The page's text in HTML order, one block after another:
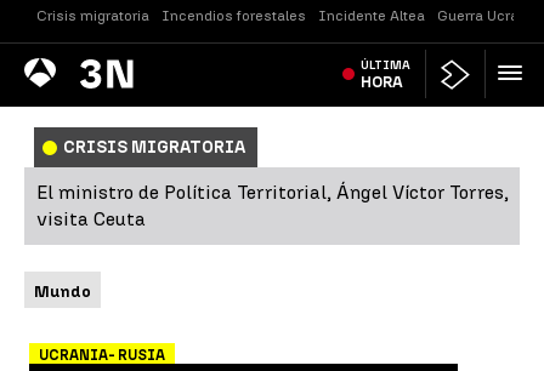
Crisis migratoria Incendios forestales Incidente Altea Guerra Ucrania
Antena
3 Noticias ÚLTIMA
HORA
CRISIS MIGRATORIA
El ministro de Política Territorial, Ángel Víctor Torres,
visita Ceuta
Mundo
UCRANIA- RUSIA